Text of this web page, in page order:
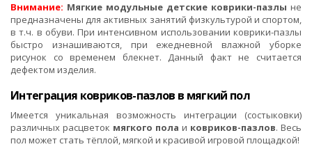
Внимание: Мягкие модульные детские коврики-пазлы не
предназначены для активных занятий физкультурой и спортом,
в т.ч. в обуви. При интенсивном использовании коврики-пазлы
быстро изнашиваются, при ежедневной влажной уборке
рисунок со временем блекнет. Данный факт не считается
дефектом изделия.
Интеграция ковриков-пазлов в мягкий пол
Имеется уникальная возможность интеграции (состыковки)
различных расцветок мягкого пола и ковриков-пазлов. Весь
пол может стать тёплой, мягкой и красивой игровой площадкой!